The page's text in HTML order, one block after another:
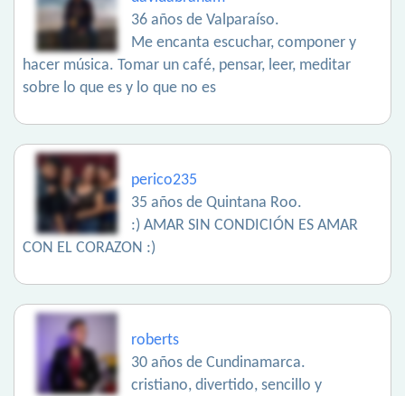
36 años de Valparaíso.
Me encanta escuchar, componer y
hacer música. Tomar un café, pensar, leer, meditar
sobre lo que es y lo que no es
perico235
35 años de Quintana Roo.
:) AMAR SIN CONDICIÓN ES AMAR
CON EL CORAZON :)
roberts
30 años de Cundinamarca.
cristiano, divertido, sencillo y